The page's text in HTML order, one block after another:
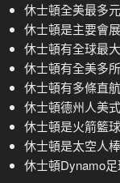
休士頓全美最多
休士頓是主要會
休士頓有全球最
休士頓有全美多
休士頓有多條直
休士頓德州人美
休士頓是火箭籃
休士頓是太空人
休士頓Dynamo